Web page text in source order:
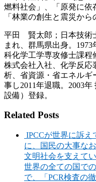
燃料社会」、「原発に依
「林業の創生と震災から
平田 賢太郎；日本技術
まれ、群馬県出身。
科化学工学専攻修士課程
株式会社入社、化学反応
析、省資源・省エネルギ
事し2011年退職。2003
設備）登録。
Related Posts
IPCCが世界に訴え
に、国民の大事な
文明社会を支えて
世界の全ての国で
で、「PCR検査の